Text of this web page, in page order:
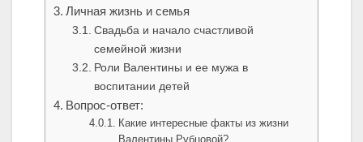
Личная жизнь и семья
Свадьба и начало счастливой
семейной жизни
Роли Валентины и ее мужа в
воспитании детей
Вопрос-ответ:
Какие интересные факты из жизни
Валентины Рубцовой?